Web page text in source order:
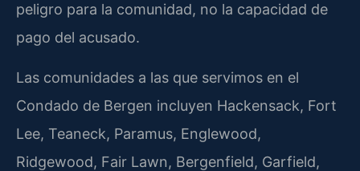
peligro para la comunidad, no la capacidad de
pago del acusado.
Las comunidades a las que servimos en el
Condado de Bergen incluyen Hackensack, Fort
Lee, Teaneck, Paramus, Englewood,
Ridgewood, Fair Lawn, Bergenfield, Garfield,